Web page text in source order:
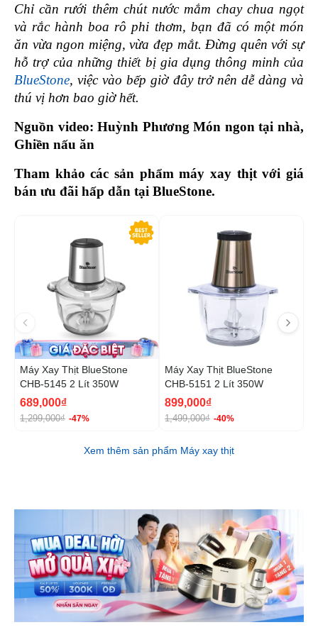
Chỉ cần rưới thêm chút nước mắm chay chua ngọt
và rắc hành boa rô phi thơm, bạn đã có một món
ăn vừa ngon miệng, vừa đẹp mắt. Đừng quên với sự
BlueStone, việc vào bếp giờ đây trở nên dễ dàng và
thú vị hơn bao giờ hết.
Nguồn video: Huỳnh Phương Món ngon tại nhà,
Ghiền nấu ăn
Tham khảo các sản phẩm máy xay thịt với giá
bán ưu đãi hấp dẫn tại BlueStone.
Máy Xay Thịt BlueStone
CHB-5145 2 Lít 350W
689,000₫
1,299,000₫ -47%
Máy Xay Thịt BlueStone
CHB-5151 2 Lít 350W
899,000₫
1,499,000₫ -40%
Xem thêm sản phẩm Máy xay thịt